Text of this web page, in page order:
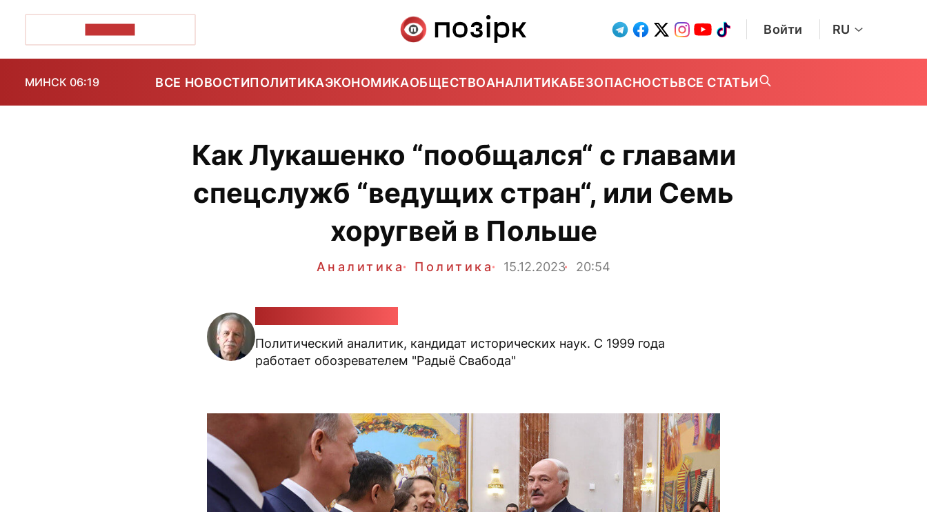
Войти RU
МИНСК 06:19 ВСЕ НОВОСТИПОЛИТИКАЭКОНОМИКАОБЩЕСТВОАНАЛИТИКАБЕЗОПАСНОСТЬВСЕ СТАТЬИ
Как Лукашенко “пообщался“ с главами
спецслужб “ведущих стран“, или Семь
хоругвей в Польше
Аналитика Политика 15.12.2023 20:54
Политический аналитик, кандидат исторических наук. С 1999 года
работает обозревателем "Радыё Свабода"